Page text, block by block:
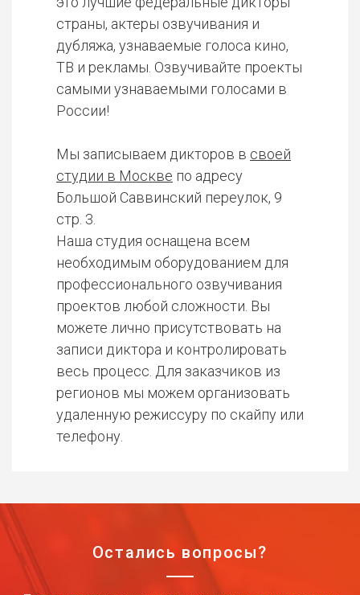
страны, актеры озвучивания и
дубляжа, узнаваемые голоса кино,
ТВ и рекламы. Озвучивайте проекты
самыми узнаваемыми голосами в
России!
Мы записываем дикторов в своей
студии в Москве по адресу
Большой Саввинский переулок, 9
стр. 3.
Наша студия оснащена всем
необходимым оборудованием для
профессионального озвучивания
проектов любой сложности. Вы
можете лично присутствовать на
записи диктора и контролировать
весь процесс. Для заказчиков из
регионов мы можем организовать
удаленную режиссуру по скайпу или
телефону.
Остались вопросы?